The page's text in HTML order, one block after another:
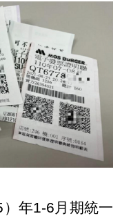
年1-6月期統一